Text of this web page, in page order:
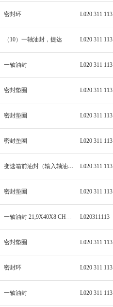
密封环 L020 311 113
（10）一轴油封，捷达 L020 311 113
一轴油封 L020 311 113
密封垫圈 L020 311 113
密封垫圈 L020 311 113
密封垫圈 L020 311 113
变速箱前油封（输入轴油封） L020 311 113
密封垫圈 L020 311 113
一轴油封 21,9X40X8 CHW,DQF,HJJ L020311113
密封垫圈 L020 311 113
密封环 L020 311 113
一轴油封 L020 311 113